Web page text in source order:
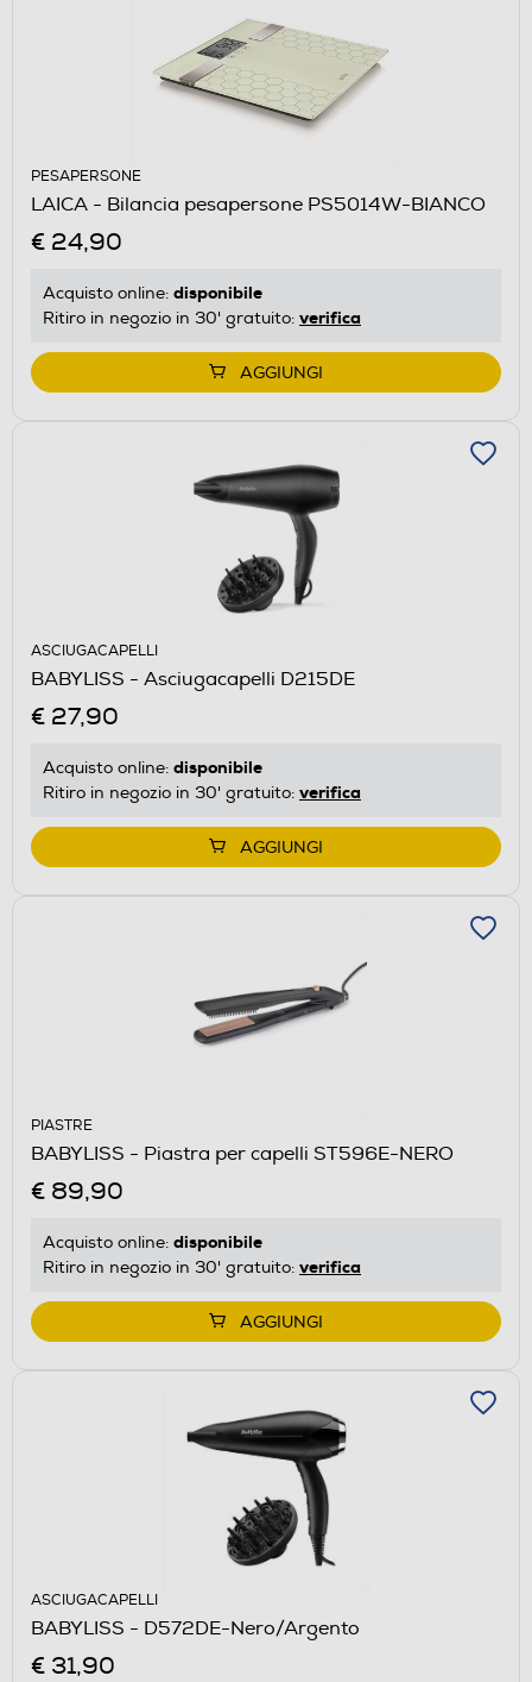
PESAPERSONE
LAICA - Bilancia pesapersone PS5014W-BIANCO
€ 24,90
Acquisto online: disponibile
Ritiro in negozio in 30' gratuito: verifica
AGGIUNGI
ASCIUGACAPELLI
BABYLISS - Asciugacapelli D215DE
€ 27,90
Acquisto online: disponibile
Ritiro in negozio in 30' gratuito: verifica
AGGIUNGI
PIASTRE
BABYLISS - Piastra per capelli ST596E-NERO
€ 89,90
Acquisto online: disponibile
Ritiro in negozio in 30' gratuito: verifica
AGGIUNGI
ASCIUGACAPELLI
BABYLISS - D572DE-Nero/Argento
€ 31,90